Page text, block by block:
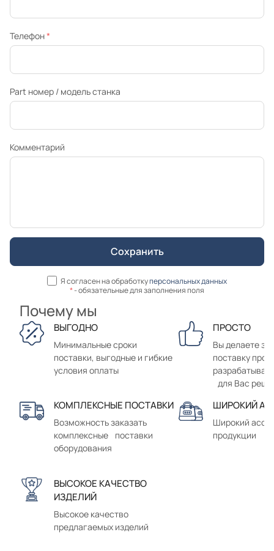
Телефон*
Part номер / модель станка
Комментарий
Я согласен на обработкуперсональных данных
*- обязательные для заполнения поля
Почему мы
ВЫГОДНО
Минимальные сроки
поставки, выгодные и гибкие
условия оплаты
ПРОСТО
Вы делаете
поставку
для Вас
КОМПЛЕКСНЫЕ ПОСТАВКИ
Возможность заказать
комплексные поставки
оборудования
ШИРОКИЙ
Широкий
продукции
ВЫСОКОЕ КАЧЕСТВО
ИЗДЕЛИЙ
Высокое качество
предлагаемых изделий